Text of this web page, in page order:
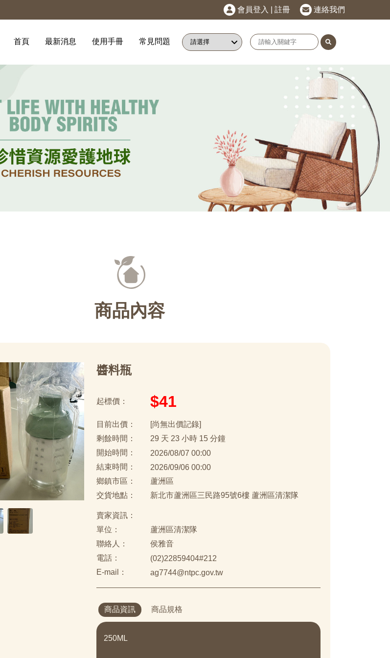
會員登入 註冊 連絡我們
首頁 最新消息 使用手冊 常見問題
商品內容
醬料瓶
起標價： $41
目前出價：
[尚無出價記錄]
剩餘時間：
29 天 23 小時 15 分鐘
開始時間：
2026/08/07 00:00
結束時間：
2026/09/06 00:00
鄉鎮市區：
蘆洲區
交貨地點：
新北市蘆洲區三民路95號6樓 蘆洲區清潔隊
賣家資訊：
單位：
蘆洲區清潔隊
聯絡人：
侯雅音
電話：
(02)22859404#212
E-mail：
ag7744@ntpc.gov.tw
商品資訊 商品規格
250ML